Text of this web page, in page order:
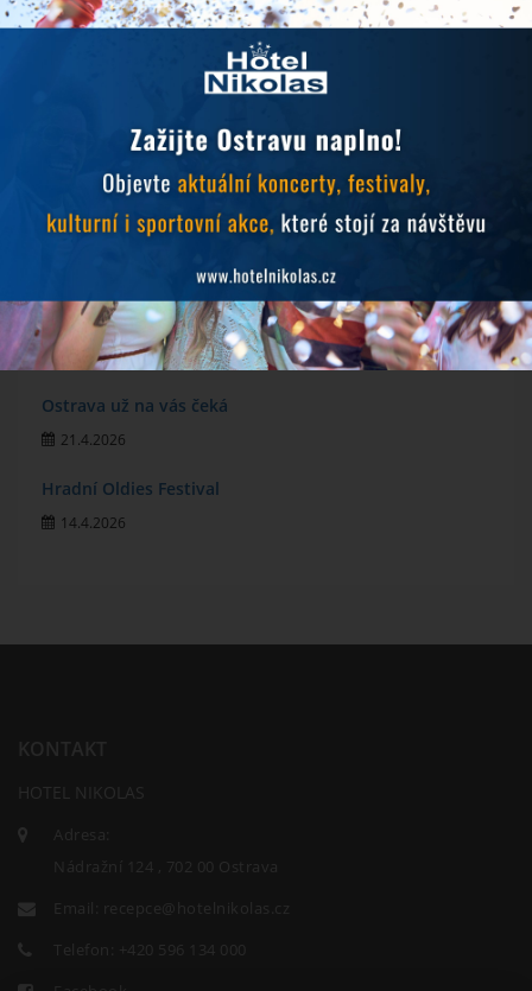
NOVINKY
Objevujte Ostravu během svého pobytu
Prodlužujeme snídaně během hudebních festivalů
10.6.2026
MichalFest 2026
Zlatá tretra 2026
28.4.2026
Ostrava už na vás čeká
21.4.2026
Hradní Oldies Festival
14.4.2026
HOTEL NIKOLAS
Adresa:
Nádražní 124 , 702 00 Ostrava
Email:
recepce@hotelnikolas.cz
Telefon:
+420 596 134 000